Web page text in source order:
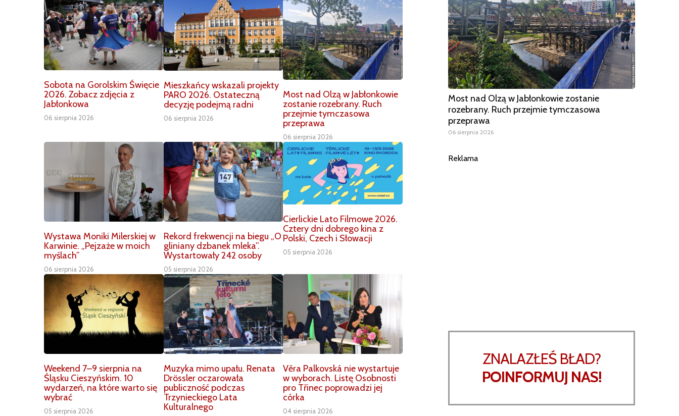
Sobota na Gorolskim Święcie
2026. Zobacz zdjęcia z
Jabłonkowa
06 sierpnia 2026
Mieszkańcy wskazali projekty
PARO 2026. Ostateczną
decyzję podejmą radni
06 sierpnia 2026
Most nad Olzą w Jabłonkowie
zostanie rozebrany. Ruch
przejmie tymczasowa
przeprawa
06 sierpnia 2026
Wystawa Moniki Milerskiej w
Karwinie. „Pejzaże w moich
myślach”
06 sierpnia 2026
Rekord frekwencji na biegu „O
gliniany dzbanek mleka”.
Wystartowały 242 osoby
05 sierpnia 2026
Cierlickie Lato Filmowe 2026.
Cztery dni dobrego kina z
Polski, Czech i Słowacji
05 sierpnia 2026
Weekend 7–9 sierpnia na
Śląsku Cieszyńskim. 10
wydarzeń, na które warto się
wybrać
05 sierpnia 2026
Muzyka mimo upału. Renata
Drössler oczarowała
publiczność podczas
Trzynieckiego Lata
Kulturalnego
Věra Palkovská nie wystartuje
w wyborach. Listę Osobnosti
pro Třinec poprowadzi jej
córka
04 sierpnia 2026
Most nad Olzą w Jabłonkowie zostanie
rozebrany. Ruch przejmie tymczasowa
przeprawa
06 sierpnia 2026
Reklama
ZNALAZŁEŚ BŁAD?
POINFORMUJ NAS!